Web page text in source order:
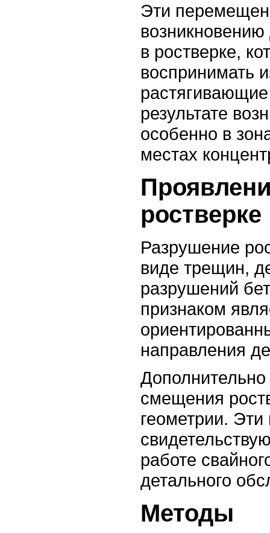
Эти
в ростверке,
воспринимать
результате
особенно в
местах
ростверке
Разрушение
виде трещин,
разрушений
признаком
направления
смещения
геометрии. Эти
работе
детального
Методы